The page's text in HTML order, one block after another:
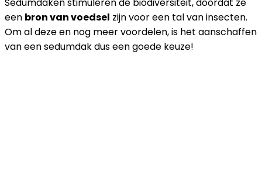
Sedumdaken stimuleren de biodiversiteit, doordat ze
een bron van voedsel zijn voor een tal van insecten.
Om al deze en nog meer voordelen, is het aanschaffen
van een sedumdak dus een goede keuze!